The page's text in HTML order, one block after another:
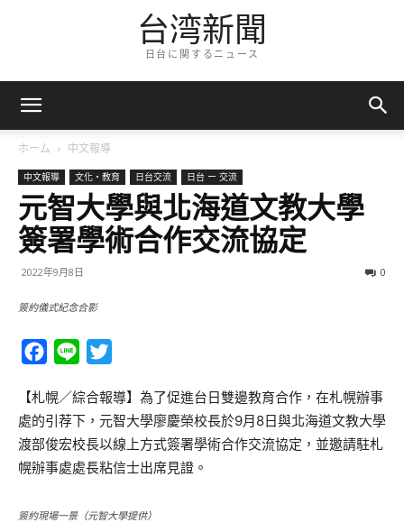
台湾新聞
日台に関するニュース
ホーム 中文報導
中文報導 文化・教育 日台交流 日台 ー 交流
元智大學與北海道文教大學
簽署學術合作交流協定
2022年9月8日 0
簽約儀式紀念合影
Facebook
Line
【札幌／綜合報導】為了促進台日雙邊教育合作，在札幌辦事
處的引荐下，元智大學廖慶榮校長於9月8日與北海道文教大學
渡部俊宏校長以線上方式簽署學術合作交流協定，並邀請駐札
幌辦事處處長粘信士出席見證。
簽約現場一景（元智大學提供）